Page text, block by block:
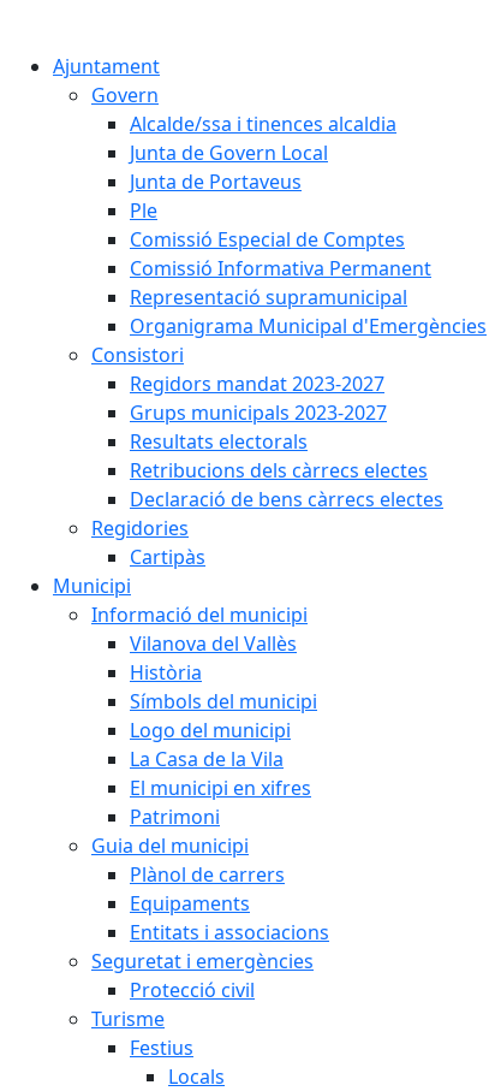
Ajuntament
Govern
Alcalde/ssa i tinences alcaldia
Junta de Govern Local
Junta de Portaveus
Ple
Comissió Especial de Comptes
Comissió Informativa Permanent
Representació supramunicipal
Organigrama Municipal d'Emergències
Consistori
Regidors mandat 2023-2027
Grups municipals 2023-2027
Resultats electorals
Retribucions dels càrrecs electes
Declaració de bens càrrecs electes
Regidories
Cartipàs
Municipi
Informació del municipi
Vilanova del Vallès
Història
Símbols del municipi
Logo del municipi
La Casa de la Vila
El municipi en xifres
Patrimoni
Guia del municipi
Plànol de carrers
Equipaments
Entitats i associacions
Seguretat i emergències
Protecció civil
Turisme
Festius
Locals